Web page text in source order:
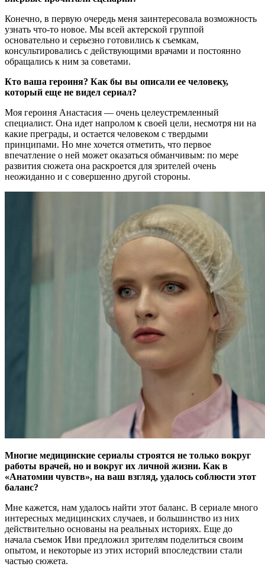
Конечно, в первую очередь меня заинтересовала возможность
узнать что-то новое. Мы всей актерской группой
основательно и серьезно готовились к съемкам,
консультировались с действующими врачами и постоянно
обращались к ним за советами.
Кто ваша героиня? Как бы вы описали ее человеку,
который еще не видел сериал?
Моя героиня Анастасия — очень целеустремленный
специалист. Она идет напролом к своей цели, несмотря ни на
какие преграды, и остается человеком с твердыми
принципами. Но мне хочется отметить, что первое
впечатление о ней может оказаться обманчивым: по мере
развития сюжета она раскроется для зрителей очень
неожиданно и с совершенно другой стороны.
Многие медицинские сериалы строятся не только вокруг
работы врачей, но и вокруг их личной жизни. Как в
«Анатомии чувств», на ваш взгляд, удалось соблюсти этот
баланс?
Мне кажется, нам удалось найти этот баланс. В сериале много
интересных медицинских случаев, и большинство из них
действительно основаны на реальных историях. Еще до
начала съемок Иви предложил зрителям поделиться своим
опытом, и некоторые из этих историй впоследствии стали
частью сюжета.